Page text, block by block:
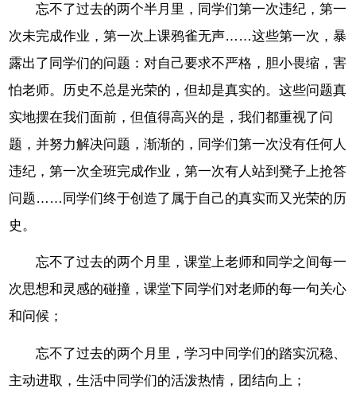
忘不了过去的两个半月里，同学们第一次违纪，第一
次未完成作业，第一次上课鸦雀无声……这些第一次，暴
露出了同学们的问题：对自己要求不严格，胆小畏缩，害
怕老师。历史不总是光荣的，但却是真实的。这些问题真
实地摆在我们面前，但值得高兴的是，我们都重视了问
题，并努力解决问题，渐渐的，同学们第一次没有任何人
违纪，第一次全班完成作业，第一次有人站到凳子上抢答
问题……同学们终于创造了属于自己的真实而又光荣的历
史。
忘不了过去的两个月里，课堂上老师和同学之间每一
次思想和灵感的碰撞，课堂下同学们对老师的每一句关心
和问候；
忘不了过去的两个月里，学习中同学们的踏实沉稳、
主动进取，生活中同学们的活泼热情，团结向上；